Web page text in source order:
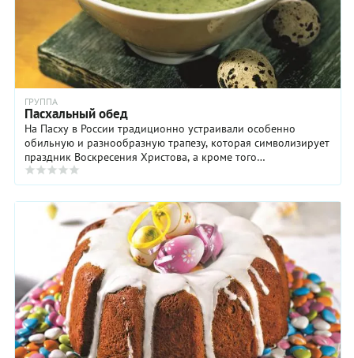
ГРУППА
Пасхальный обед
На Пасху в России традиционно устраивали особенно
обильную и разнообразную трапезу, которая символизирует
праздник Воскресения Христова, а кроме того
свидетельсвует об окончании многодневного поста ...